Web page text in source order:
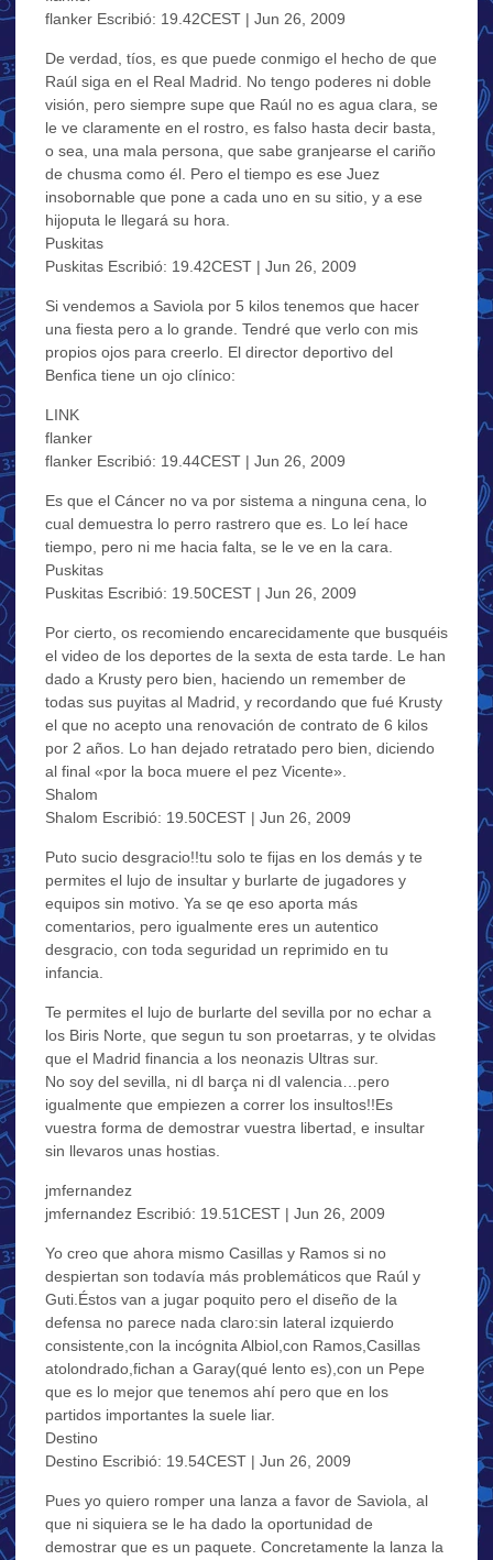
flanker Escribió: 19.42CEST | Jun 26, 2009
De verdad, tíos, es que puede conmigo el hecho de que
Raúl siga en el Real Madrid. No tengo poderes ni doble
visión, pero siempre supe que Raúl no es agua clara, se
le ve claramente en el rostro, es falso hasta decir basta,
o sea, una mala persona, que sabe granjearse el cariño
de chusma como él. Pero el tiempo es ese Juez
insobornable que pone a cada uno en su sitio, y a ese
hijoputa le llegará su hora.
Puskitas
Puskitas Escribió: 19.42CEST | Jun 26, 2009
Si vendemos a Saviola por 5 kilos tenemos que hacer
una fiesta pero a lo grande. Tendré que verlo con mis
propios ojos para creerlo. El director deportivo del
Benfica tiene un ojo clínico:
LINK
flanker
flanker Escribió: 19.44CEST | Jun 26, 2009
Es que el Cáncer no va por sistema a ninguna cena, lo
cual demuestra lo perro rastrero que es. Lo leí hace
tiempo, pero ni me hacia falta, se le ve en la cara.
Puskitas
Puskitas Escribió: 19.50CEST | Jun 26, 2009
Por cierto, os recomiendo encarecidamente que busquéis
el video de los deportes de la sexta de esta tarde. Le han
dado a Krusty pero bien, haciendo un remember de
todas sus puyitas al Madrid, y recordando que fué Krusty
el que no acepto una renovación de contrato de 6 kilos
por 2 años. Lo han dejado retratado pero bien, diciendo
al final «por la boca muere el pez Vicente».
Shalom
Shalom Escribió: 19.50CEST | Jun 26, 2009
Puto sucio desgracio!!tu solo te fijas en los demás y te
permites el lujo de insultar y burlarte de jugadores y
equipos sin motivo. Ya se qe eso aporta más
comentarios, pero igualmente eres un autentico
desgracio, con toda seguridad un reprimido en tu
infancia.
Te permites el lujo de burlarte del sevilla por no echar a
los Biris Norte, que segun tu son proetarras, y te olvidas
que el Madrid financia a los neonazis Ultras sur.
No soy del sevilla, ni dl barça ni dl valencia…pero
igualmente que empiezen a correr los insultos!!Es
vuestra forma de demostrar vuestra libertad, e insultar
sin llevaros unas hostias.
jmfernandez
jmfernandez Escribió: 19.51CEST | Jun 26, 2009
Yo creo que ahora mismo Casillas y Ramos si no
despiertan son todavía más problemáticos que Raúl y
Guti.Éstos van a jugar poquito pero el diseño de la
defensa no parece nada claro:sin lateral izquierdo
consistente,con la incógnita Albiol,con Ramos,Casillas
atolondrado,fichan a Garay(qué lento es),con un Pepe
que es lo mejor que tenemos ahí pero que en los
partidos importantes la suele liar.
Destino
Destino Escribió: 19.54CEST | Jun 26, 2009
Pues yo quiero romper una lanza a favor de Saviola, al
que ni siquiera se le ha dado la oportunidad de
demostrar que es un paquete. Concretamente la lanza la